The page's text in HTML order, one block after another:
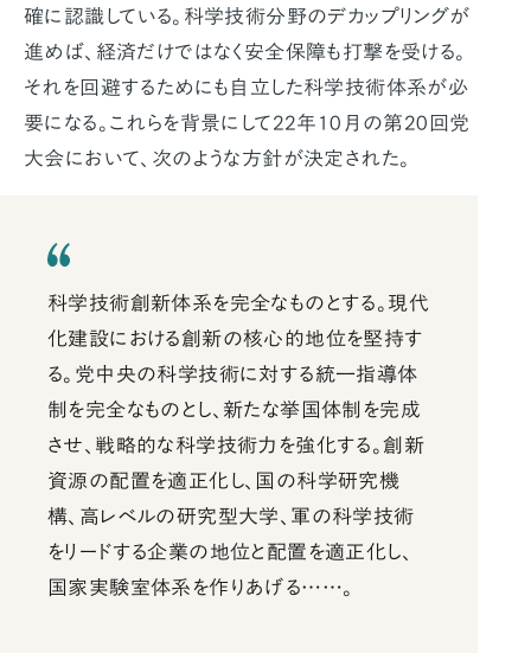
確に認識している。科学技術分野のデカップリングが
進めば、経済だけではなく安全保障も打撃を受ける。
それを回避するためにも自立した科学技術体系が必
要になる。これらを背景にして22年10月の第20回党
大会において、次のような方針が決定された。
科学技術創新体系を完全なものとする。現代
化建設における創新の核心的地位を堅持す
る。党中央の科学技術に対する統一指導体
制を完全なものとし、新たな挙国体制を完成
させ、戦略的な科学技術力を強化する。創新
資源の配置を適正化し、国の科学研究機
構、高レベルの研究型大学、軍の科学技術
をリードする企業の地位と配置を適正化し、
国家実験室体系を作りあげる……。